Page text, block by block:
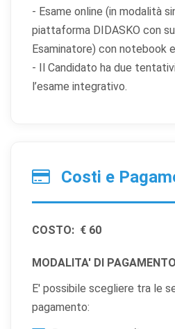
- Esame online (in modalità
piattaforma DIDASKO con
Esaminatore) con notebook
- Il Candidato ha due
l’esame integrativo.
Costi e
COSTO: € 60
MODALITA' DI PAGAMENTO
E' possibile scegliere tra le
pagamento:
Preferenze cookie